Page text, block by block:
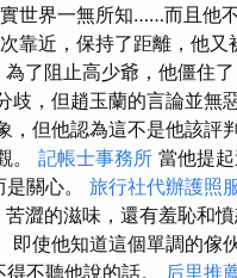
世界一無所知……而且他
靠近，保持了距離，他又
為了阻止高少爺，他僵住
，但趙玉蘭的言論並無
但他認為這不是他該評
。 記帳士事務所 當他提
關心。 旅行社代辦護照
苦澀的滋味，還有羞恥和
使他知道這個單調的傢
不聽他說的話。 后里推